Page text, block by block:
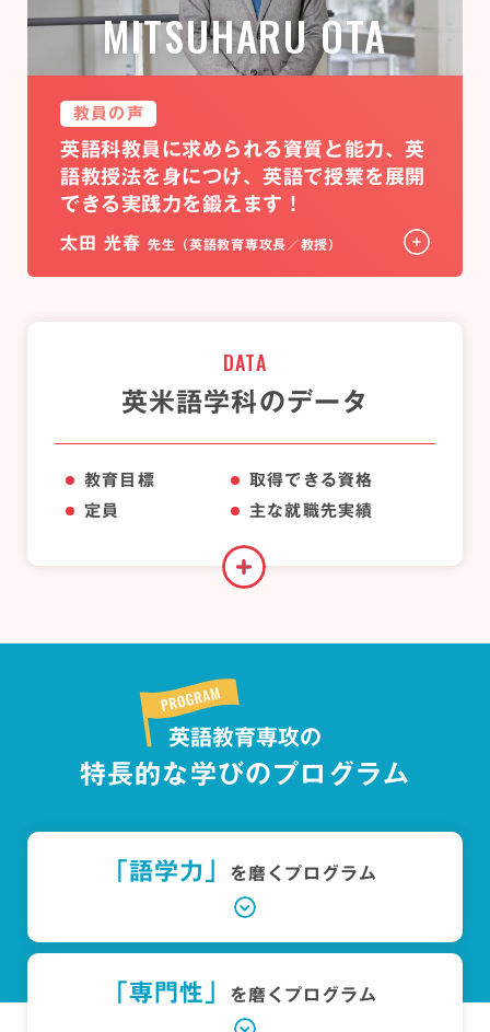
MITSUHARU OTA
教員の声
英語科教員に求められる資質と能力、英
語教授法を身につけ、英語で授業を展開
できる実践力を鍛えます！
太田 光春 先生（英語教育専攻長／教授）
DATA
英米語学科のデータ
教育目標
取得できる資格
定員
主な就職先実績
英語教育専攻の
特長的な学びのプログラム
「語学力」 を磨くプログラム
「専門性」 を磨くプログラム